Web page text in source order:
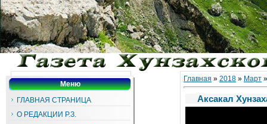
Меню
ГЛАВНАЯ СТРАНИЦА
О РЕДАКЦИИ Р.З.
Главная » 2018 » Март »
Аксакал